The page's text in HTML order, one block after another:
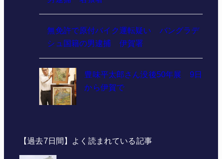
無免許で原付バイク運転疑い バングラデ
シュ国籍の男逮捕 伊賀署
豊味平太郎さん没後50年展 9日
から伊賀で
【過去7日間】よく読まれている記事